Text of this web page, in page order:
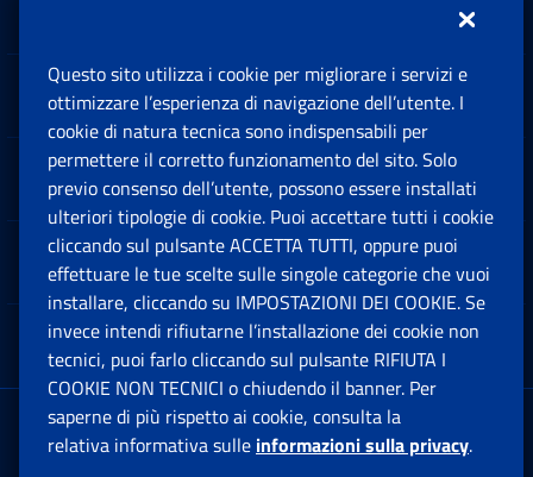
Sedi e Contatti
Software
Note Legali
App mobile
Sede Legale : Via Ciro il Grande, 21
00144 Roma
Questo sito utilizza i cookie per migliorare i servizi e
ottimizzare l’esperienza di navigazione dell’utente. I
cookie di natura tecnica sono indispensabili per
permettere il corretto funzionamento del sito. Solo
previo consenso dell’utente, possono essere installati
ulteriori tipologie di cookie. Puoi accettare tutti i cookie
cliccando sul pulsante ACCETTA TUTTI, oppure puoi
effettuare le tue scelte sulle singole categorie che vuoi
installare, cliccando su IMPOSTAZIONI DEI COOKIE. Se
invece intendi rifiutarne l’installazione dei cookie non
tecnici, puoi farlo cliccando sul pulsante RIFIUTA I
COOKIE NON TECNICI o chiudendo il banner. Per
saperne di più rispetto ai cookie, consulta la
relativa informativa sulle informazioni sulla privacy.